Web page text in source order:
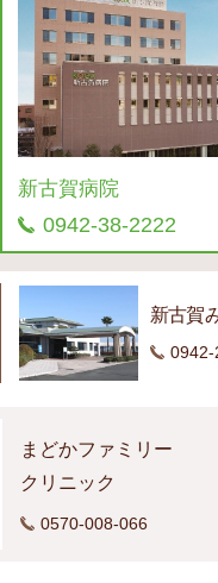
新古賀病院
0942-38-2222
新古賀
まどかファミリー
クリニック
0570-008-066